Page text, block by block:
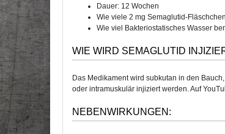
Dauer: 12 Wochen
Wie viele 2 mg Semaglutid-
Wie viel Bakteriostatisches Wasser
WIE WIRD SEMAGLUTID
Das Medikament wird subkutan in den
oder intramuskulär injiziert werden. Auf
NEBENWIRKUNGEN: